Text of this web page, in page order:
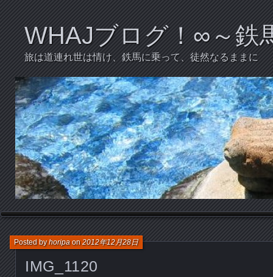
WHAJブログ！∞～鉄
旅は道連れ世は情け、鉄馬に乗って、徒然なるままに
IMG_1120
Posted byhoripaon2012年12月28日